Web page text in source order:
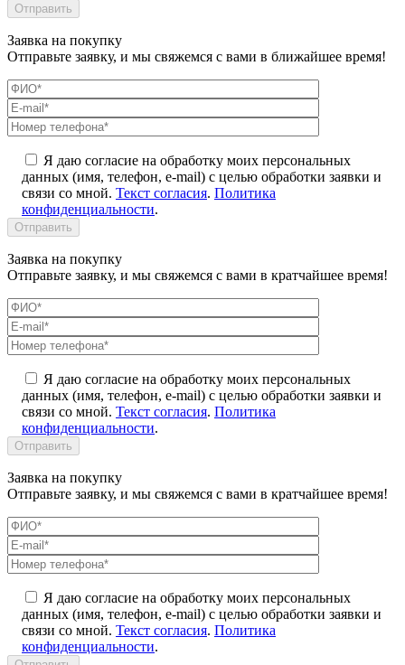
Заявка на покупку
Отправьте заявку, и мы свяжемся с вами в ближайшее время!
Я даю согласие на обработку моих персональных
данных (имя, телефон, e-mail) с целью обработки заявки и
связи со мной. Текст согласия. Политика
конфиденциальности.
Заявка на покупку
Отправьте заявку, и мы свяжемся с вами в кратчайшее время!
Я даю согласие на обработку моих персональных
данных (имя, телефон, e-mail) с целью обработки заявки и
связи со мной. Текст согласия. Политика
конфиденциальности.
Заявка на покупку
Отправьте заявку, и мы свяжемся с вами в кратчайшее время!
Я даю согласие на обработку моих персональных
данных (имя, телефон, e-mail) с целью обработки заявки и
связи со мной. Текст согласия. Политика
конфиденциальности.